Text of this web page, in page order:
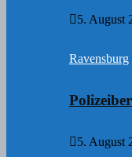
5. August
Ravensburg
5. August